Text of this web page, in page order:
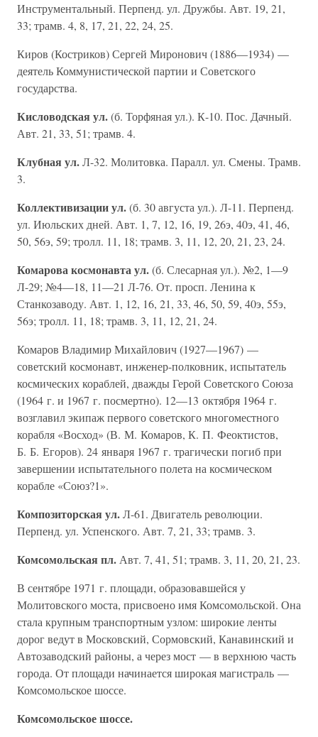
Инструментальный. Перпенд. ул. Дружбы. Авт. 19, 21,
33; трамв. 4, 8, 17, 21, 22, 24, 25.
Киров (Костриков) Сергей Миронович (1886—1934) —
деятель Коммунистической партии и Советского
государства.
Кисловодская ул.(б. Торфяная ул.). К-10. Пос. Дачный.
Авт. 21, 33, 51; трамв. 4.
Клубная ул.Л-32. Молитовка. Паралл. ул. Смены. Трамв.
3.
Коллективизации ул.(б. 30 августа ул.). Л-11. Перпенд.
ул. Июльских дней. Авт. 1, 7, 12, 16, 19, 26э, 40э, 41, 46,
50, 56э, 59; тролл. 11, 18; трамв. 3, 11, 12, 20, 21, 23, 24.
Комарова космонавта ул.(б. Слесарная ул.). №2, 1—9
Л-29; №4—18, 11—21 Л-76. От. просп. Ленина к
Станкозаводу. Авт. 1, 12, 16, 21, 33, 46, 50, 59, 40э, 55э,
56э; тролл. 11, 18; трамв. 3, 11, 12, 21, 24.
Комаров Владимир Михайлович (1927—1967) —
советский космонавт, инженер-полковник, испытатель
космических кораблей, дважды Герой Советского Союза
(1964 г. и 1967 г. посмертно). 12—13 октября 1964 г.
возглавил экипаж первого советского многоместного
корабля «Восход» (В. М. Комаров, К. П. Феоктистов,
Б. Б. Егоров). 24 января 1967 г. трагически погиб при
завершении испытательного полета на космическом
корабле «Союз?1».
Композиторская ул.Л-61. Двигатель революции.
Перпенд. ул. Успенского. Авт. 7, 21, 33; трамв. 3.
Комсомольская пл. Авт. 7, 41, 51; трамв. 3, 11, 20, 21, 23.
В сентябре 1971 г. площади, образовавшейся у
Молитовского моста, присвоено имя Комсомольской. Она
стала крупным транспортным узлом: широкие ленты
дорог ведут в Московский, Сормовский, Канавинский и
Автозаводский районы, а через мост — в верхнюю часть
города. От площади начинается широкая магистраль —
Комсомольское шоссе.
Комсомольское шоссе.